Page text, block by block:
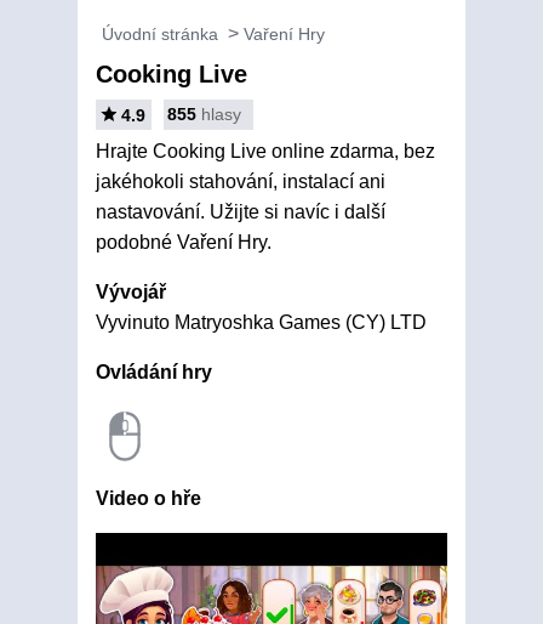
Úvodní stránka Vaření Hry
Cooking Live
4.9 855 hlasy
Hrajte Cooking Live online zdarma, bez
jakéhokoli stahování, instalací ani
nastavování. Užijte si navíc i další
podobné Vaření Hry.
Vývojář
Vyvinuto Matryoshka Games (CY) LTD
Ovládání hry
Video o hře